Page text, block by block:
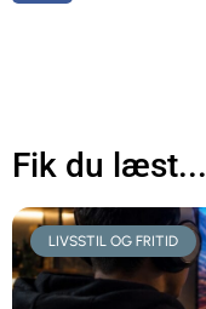
Fik du læst...
LIVSSTIL OG FRITID